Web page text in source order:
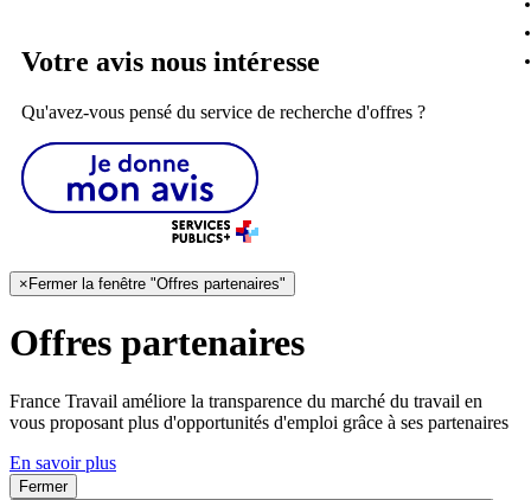
Votre avis nous intéresse
Qu'avez-vous pensé du service de recherche d'offres ?
× Fermer la fenêtre "Offres partenaires"
Offres partenaires
France Travail améliore la transparence du marché du travail en
vous proposant plus d'opportunités d'emploi grâce à ses partenaires
En savoir plus
Fermer